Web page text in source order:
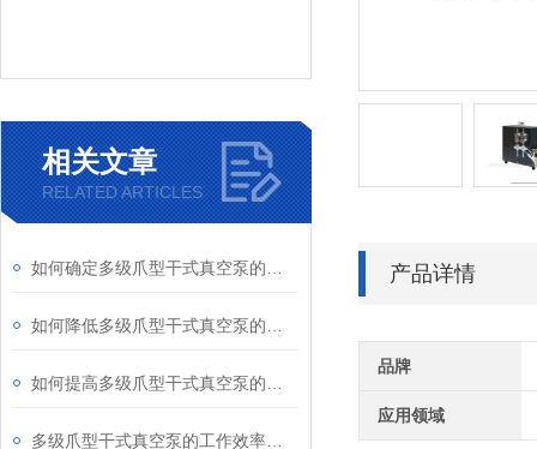
相关文章
RELATED ARTICLES
产品详情
品牌
应用领域